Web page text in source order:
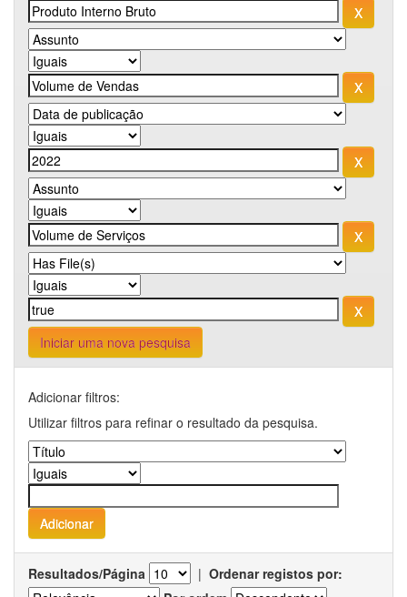
Iniciar uma nova pesquisa
Adicionar filtros:
Utilizar filtros para refinar o resultado da pesquisa.
Resultados/Página | Ordenar registos por: